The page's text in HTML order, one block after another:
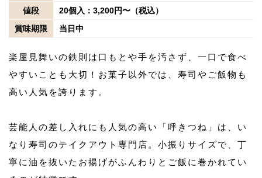
値段
20個入：3,200円〜（税込）
賞味期限
当日中
楽屋見舞いの鉄則は口もとや手を汚さず、一口で食べ
やすいことも大切！お菓子以外では、寿司やご飯物も
高い人気を誇ります。
芸能人の差し入れにも人気の高い「呼きつね」は、い
なり寿司のテイクアウト専門店。小振りサイズで、丁
寧に油を抜いたお揚げがふんわりとご飯に巻かれてい